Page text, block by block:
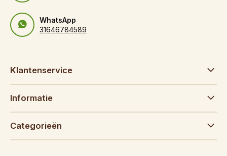
WhatsApp
31646784589
Klantenservice
Informatie
Categorieën